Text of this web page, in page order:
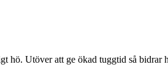
Utöver att ge ökad tuggtid så